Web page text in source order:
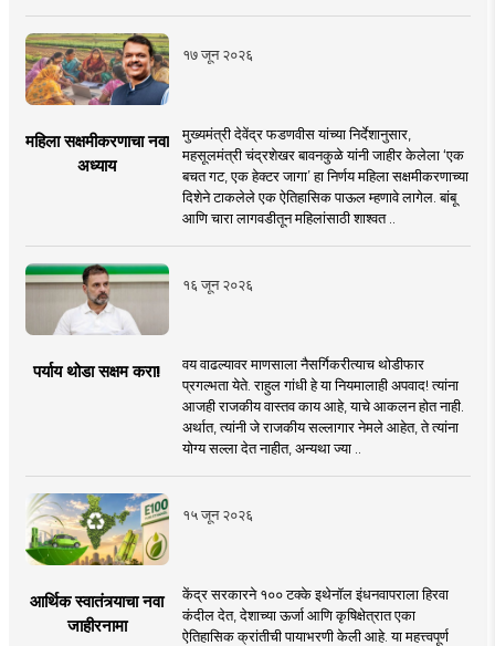
१७ जून २०२६
महिला सक्षमीकरणाचा नवा
अध्याय
मुख्यमंत्री देवेंद्र फडणवीस यांच्या निर्देशानुसार,
महसूलमंत्री चंद्रशेखर बावनकुळे यांनी जाहीर केलेला ‘एक
बचत गट, एक हेक्टर जागा’ हा निर्णय महिला सक्षमीकरणाच्या
दिशेने टाकलेले एक ऐतिहासिक पाऊल म्हणावे लागेल. बांबू
आणि चारा लागवडीतून महिलांसाठी शाश्वत ..
१६ जून २०२६
पर्याय थोडा सक्षम करा!
वय वाढल्यावर माणसाला नैसर्गिकरीत्याच थोडीफार
प्रगल्भता येते. राहुल गांधी हे या नियमालाही अपवाद! त्यांना
आजही राजकीय वास्तव काय आहे, याचे आकलन होत नाही.
अर्थात, त्यांनी जे राजकीय सल्लागार नेमले आहेत, ते त्यांना
योग्य सल्ला देत नाहीत, अन्यथा ज्या ..
१५ जून २०२६
आर्थिक स्वातंत्र्याचा नवा
जाहीरनामा
केंद्र सरकारने १०० टक्के इथेनॉल इंधनवापराला हिरवा
कंदील देत, देशाच्या ऊर्जा आणि कृषिक्षेत्रात एका
ऐतिहासिक क्रांतीची पायाभरणी केली आहे. या महत्त्वपूर्ण